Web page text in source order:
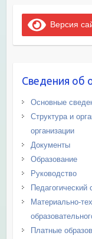
Версия
Сведения об
Основные
Структура и
организации
Документы
Образование
Руководство
Педагогический
Материально-
Платные